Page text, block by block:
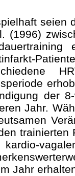
seien
(1996)
der
Jahr.
trainierten
Jahr